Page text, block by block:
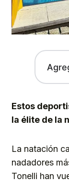
Estos
la élite de la
La natación
nadadores
Tonelli han